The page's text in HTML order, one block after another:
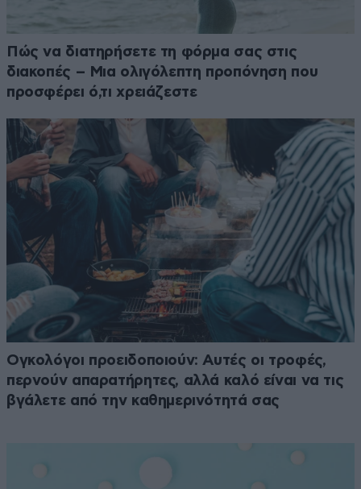
Πώς να διατηρήσετε τη φόρμα σας στις
διακοπές – Μια ολιγόλεπτη προπόνηση που
προσφέρει ό,τι χρειάζεστε
Ογκολόγοι προειδοποιούν: Αυτές οι τροφές,
περνούν απαρατήρητες, αλλά καλό είναι να τις
βγάλετε από την καθημερινότητά σας